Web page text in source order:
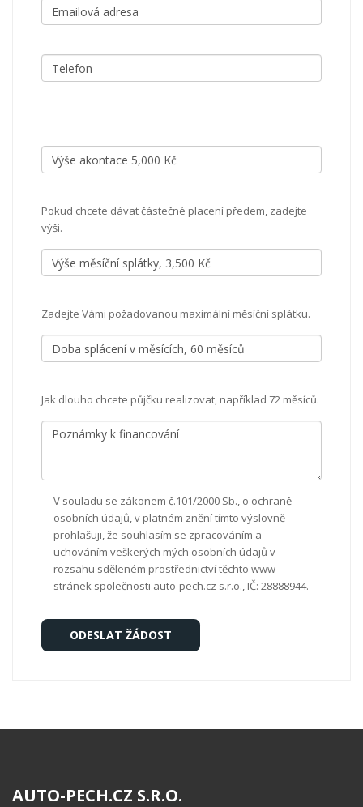
Pokud chcete dávat částečné placení předem, zadejte
výši.
Zadejte Vámi požadovanou maximální měsíční splátku.
Jak dlouho chcete půjčku realizovat, například 72 měsíců.
V souladu se zákonem č.101/2000 Sb., o ochraně
osobních údajů, v platném znění tímto výslovně
prohlašuji, že souhlasím se zpracováním a
uchováním veškerých mých osobních údajů v
rozsahu sděleném prostřednictví těchto www
stránek společnosti auto-pech.cz s.r.o., IČ: 28888944.
AUTO-PECH.CZ S.R.O.